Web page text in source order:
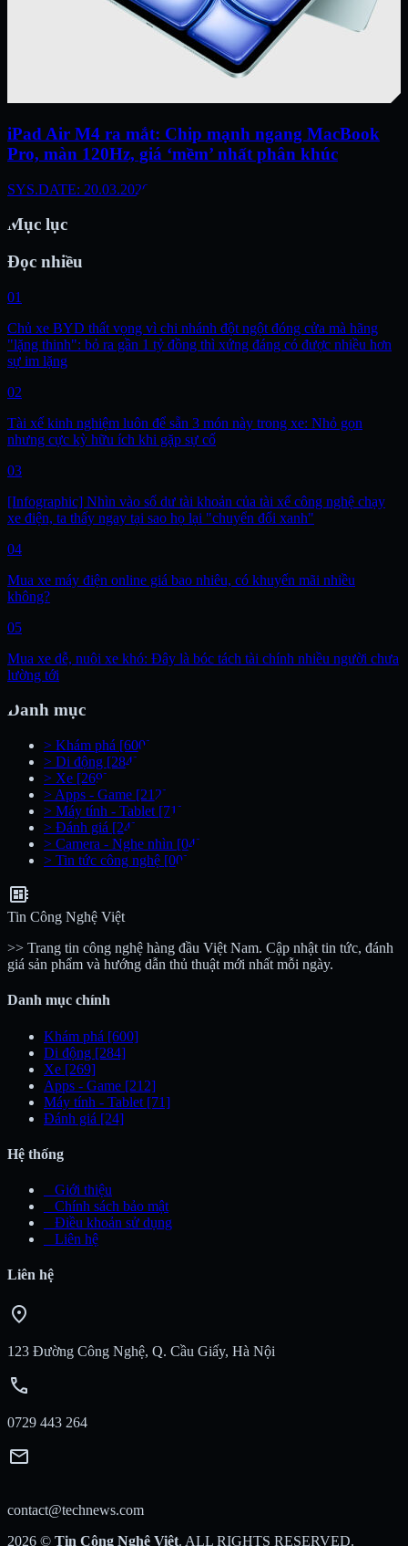
iPad Air M4 ra mắt: Chip mạnh ngang MacBook
Pro, màn 120Hz, giá ‘mềm’ nhất phân khúc
SYS.DATE: 20.03.2026
Mục lục
Đọc nhiều
01
Chủ xe BYD thất vọng vì chi nhánh đột ngột đóng cửa mà hãng
"lặng thinh": bỏ ra gần 1 tỷ đồng thì xứng đáng có được nhiều hơn
sự im lặng
02
Tài xế kinh nghiệm luôn để sẵn 3 món này trong xe: Nhỏ gọn
nhưng cực kỳ hữu ích khi gặp sự cố
03
[Infographic] Nhìn vào số dư tài khoản của tài xế công nghệ chạy
xe điện, ta thấy ngay tại sao họ lại "chuyển đổi xanh"
04
Mua xe máy điện online giá bao nhiêu, có khuyến mãi nhiều
không?
05
Mua xe dễ, nuôi xe khó: Đây là bóc tách tài chính nhiều người chưa
lường tới
Danh mục
> Khám phá [600]
> Di động [284]
> Xe [269]
> Apps - Game [212]
> Máy tính - Tablet [71]
> Đánh giá [24]
> Camera - Nghe nhìn [04]
> Tin tức công nghệ [00]
developer_board
Tin Công Nghệ Việt
>> Trang tin công nghệ hàng đầu Việt Nam. Cập nhật tin tức, đánh
giá sản phẩm và hướng dẫn thủ thuật mới nhất mỗi ngày.
Danh mục chính
Khám phá [600]
Di động [284]
Xe [269]
Apps - Game [212]
Máy tính - Tablet [71]
Đánh giá [24]
Hệ thống
Giới thiệu
Chính sách bảo mật
Điều khoản sử dụng
Liên hệ
Liên hệ
location_on
123 Đường Công Nghệ, Q. Cầu Giấy, Hà Nội
call
0729 443 264
mail
contact@technews.com
2026 © Tin Công Nghệ Việt. ALL RIGHTS RESERVED.